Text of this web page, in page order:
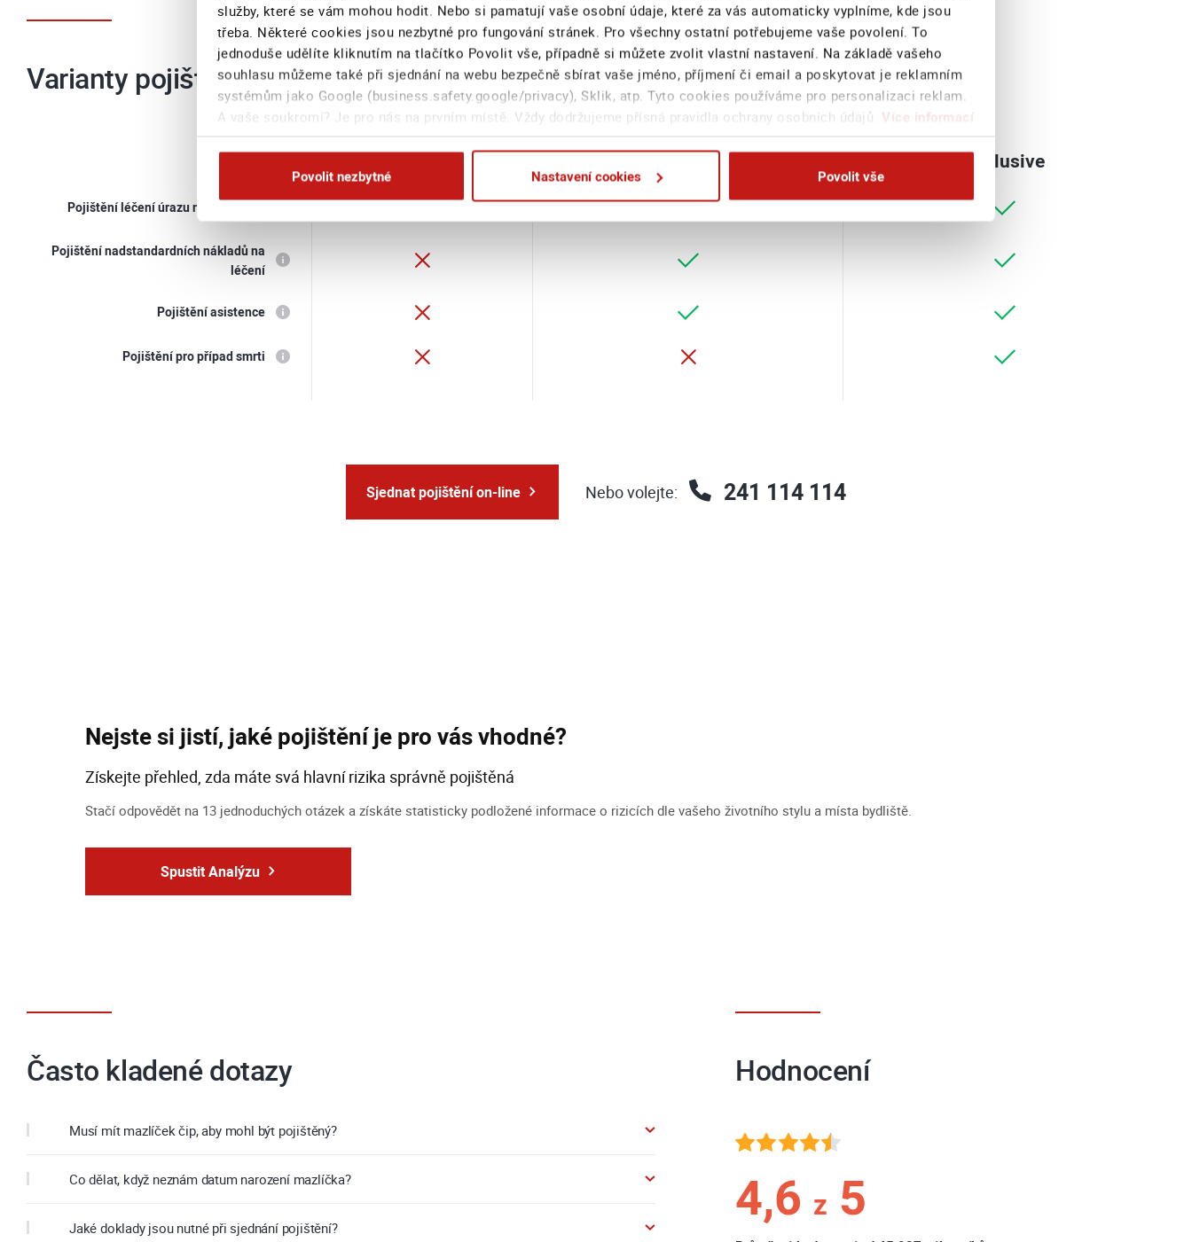
služby, které se vám mohou hodit. Nebo si pamatují vaše osobní údaje, které za vás automaticky vyplníme, kde jsou
třeba. Některé cookies jsou nezbytné pro fungování stránek. Pro všechny ostatní potřebujeme vaše povolení. To
jednoduše udělíte kliknutím na tlačítko Povolit vše, případně si můžete zvolit vlastní nastavení. Na základě vašeho
souhlasu můžeme také při sjednání na webu bezpečně sbírat vaše jméno, příjmení či email a poskytovat je reklamním
systémům jako Google (business.safety.google/privacy), Sklik, atp. Tyto cookies používáme pro personalizaci reklam.
A vaše soukromí? Je pro nás na prvním místě. Vždy dodržujeme přísná pravidla ochrany osobních údajů. Více informací
Povolit nezbytné Nastavení cookies Povolit vše
Varianty pojištění
Start Standard Exclusive
Pojištění léčení úrazu nebo nemoci
Pojištění nadstandardních nákladů na
léčení
Pojištění asistence
Pojištění pro případ smrti
Sjednat pojištění on-line Nebo volejte: 241 114 114
Nejste si jistí, jaké pojištění je pro vás vhodné?
Získejte přehled, zda máte svá hlavní rizika správně pojištěná
Stačí odpovědět na 13 jednoduchých otázek a získáte statisticky podložené informace o rizicích dle vašeho životního stylu a místa bydliště.
Spustit Analýzu
Často kladené dotazy
Musí mít mazlíček čip, aby mohl být pojištěný?
Co dělat, když neznám datum narození mazlíčka?
Jaké doklady jsou nutné při sjednání pojištění?
Hodnocení
4,6 z 5